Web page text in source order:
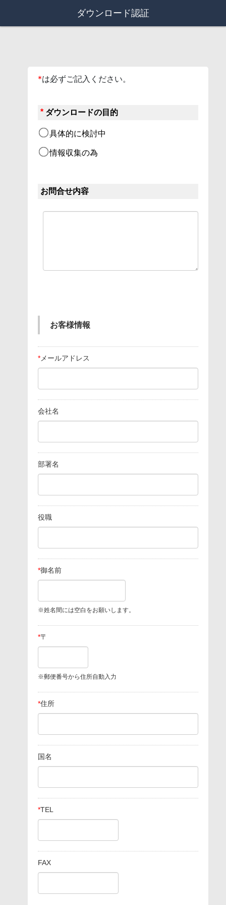
ダウンロード認証
*は必ずご記入ください。
* ダウンロードの目的
具体的に検討中
情報収集の為
お問合せ内容
お客様情報
* メールアドレス
会社名
部署名
役職
*御名前
※姓名間には空白をお願いします。
*〒
※郵便番号から住所自動入力
*住所
国名
*TEL
FAX